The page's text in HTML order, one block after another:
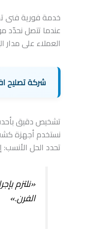
خدمة فورية فنى
عندما تتصل
العملاء على مدار
شركة تصليح
تشخيص دقيق
نستخدم أجهزة
تحدد الحل
«نلتزم
الفرن.»